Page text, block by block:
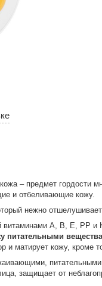
– предмет гордости
и отбеливающие кожу.
нежно
витаминами А, B, Е, РР
питательными
и матирует кожу, кроме
защищает от